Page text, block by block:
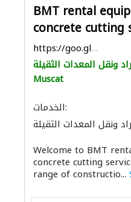
BMT rental
concrete cutting
https://goo.gl/maps/oMDJQCPjkpX6r6TDA
ونقل المعدات الثقيلة
Muscat
الخدمات:
ونقل المعدات الثقيلة
الصحية والسباكة
الدهان
Welcome to BMT
concrete cutting
range of constructio...